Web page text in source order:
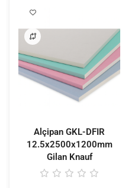
Alçipan GKL-DFIR
12.5x2500x1200mm
Gilan Knauf